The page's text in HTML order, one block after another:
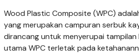
Wood Plastic Composite (WPC)
yang merupakan campuran serbuk
dirancang untuk menyerupai tampilan
utama WPC terletak pada